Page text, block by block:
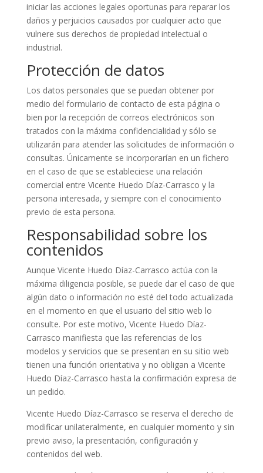
iniciar las acciones legales oportunas para reparar los
daños y perjuicios causados por cualquier acto que
vulnere sus derechos de propiedad intelectual o
industrial.
Protección de datos
Los datos personales que se puedan obtener por
medio del formulario de contacto de esta página o
bien por la recepción de correos electrónicos son
tratados con la máxima confidencialidad y sólo se
utilizarán para atender las solicitudes de información o
consultas. Únicamente se incorporarían en un fichero
en el caso de que se estableciese una relación
comercial entre Vicente Huedo Díaz-Carrasco y la
persona interesada, y siempre con el conocimiento
previo de esta persona.
Responsabilidad sobre los
contenidos
Aunque Vicente Huedo Díaz-Carrasco actúa con la
máxima diligencia posible, se puede dar el caso de que
algún dato o información no esté del todo actualizada
en el momento en que el usuario del sitio web lo
consulte. Por este motivo, Vicente Huedo Díaz-
Carrasco manifiesta que las referencias de los
modelos y servicios que se presentan en su sitio web
tienen una función orientativa y no obligan a Vicente
Huedo Díaz-Carrasco hasta la confirmación expresa de
un pedido.
Vicente Huedo Díaz-Carrasco se reserva el derecho de
modificar unilateralmente, en cualquier momento y sin
previo aviso, la presentación, configuración y
contenidos del web.